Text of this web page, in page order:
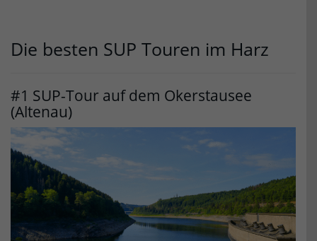
Die besten SUP Touren im Harz
#1 SUP-Tour auf dem Okerstausee
(Altenau)